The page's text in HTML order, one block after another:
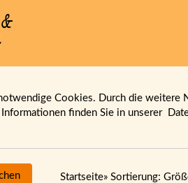
Cookies. Durch die weitere
finden Sie in unserer
Startseite» Sortierung: